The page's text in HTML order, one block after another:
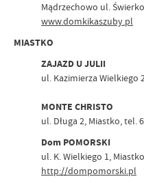
Mądrzechowo ul.
www.domkikaszuby.pl
MIASTKO
ZAJAZD U JULII
ul. Kazimierza Wielkiego
MONTE CHRISTO
ul. Długa 2, Miastko, tel.
Dom POMORSKI
ul. K. Wielkiego 1,
http://dompomorski.pl